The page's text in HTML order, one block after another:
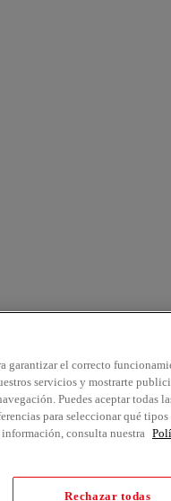
garantizar el correcto
servicios y mostrarte
Puedes aceptar todas
para seleccionar qué tipos
información, consulta nuestra
Rechazar todas